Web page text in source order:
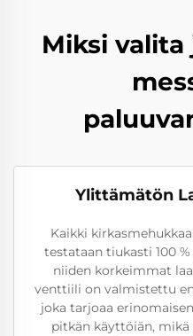
Miksi
Ylittämätön
Kaikki
testataan tiukasti 100
niiden korkeimmat
venttiili on valmistettu
joka tarjoaa
pitkän käyttöiän,